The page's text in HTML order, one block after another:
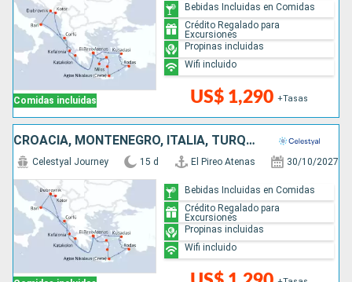
Comidas incluidas US$ 1,290 +Tasas
Bebidas Incluidas en Comidas
Crédito Regalado para
Excursiones
Propinas incluidas
Wifi incluido
CROACIA, MONTENEGRO, ITALIA, TURQUÍA, GRECIA
Celestyal Journey 15 d El Pireo Atenas 30/10/2027
Bebidas Incluidas en Comidas
Crédito Regalado para
Excursiones
Propinas incluidas
Wifi incluido